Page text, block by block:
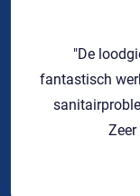
"De
fantastisch